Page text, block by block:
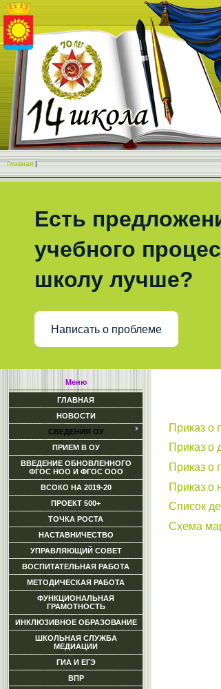
Главная |
Есть
учебного
школу лучше?
Написать о проблеме
Меню
ГЛАВНАЯ
НОВОСТИ
СВЕДЕНИЯ ОУ
ПРИЕМ В ОУ
ВВЕДЕНИЕ ОБНОВЛЕННОГО
ФГОС НОО И ФГОС ООО
ВСОКО НА 2019-20
ПРОЕКТ 500+
ТОЧКА РОСТА
НАСТАВНИЧЕСТВО
УПРАВЛЯЮЩИЙ СОВЕТ
ВОСПИТАТЕЛЬНАЯ РАБОТА
МЕТОДИЧЕСКАЯ РАБОТА
ФУНКЦИОНАЛЬНАЯ
ГРАМОТНОСТЬ
ИНКЛЮЗИВНОЕ ОБРАЗОВАНИЕ
ШКОЛЬНАЯ СЛУЖБА
МЕДИАЦИИ
ГИА И ЕГЭ
ВПР
Приказ о
Приказ о
Приказ о
Приказ о
Список
Схема